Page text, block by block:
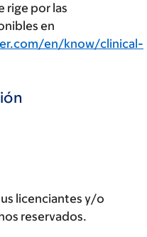
rige por las
en
en/know/clinical-
licenciantes y/o
reservados.